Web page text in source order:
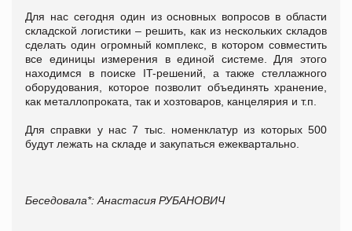
Для нас сегодня один из основных вопросов в области
складской логистики – решить, как из нескольких складов
сделать один огромный комплекс, в котором совместить
все единицы измерения в единой системе. Для этого
находимся в поиске IT-решений, а также стеллажного
оборудования, которое позволит объединять хранение,
как металлопроката, так и хозтоваров, канцелярия и т.п.
Для справки у нас 7 тыс. номенклатур из которых 500
будут лежать на складе и закупаться ежеквартально.
Беседовала*: Анастасия РУБАНОВИЧ